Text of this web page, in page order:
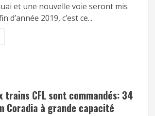
et une nouvelle voie seront mis
d’année 2019, c’est ce...
trains CFL sont commandés: 34
Coradia à grande capacité